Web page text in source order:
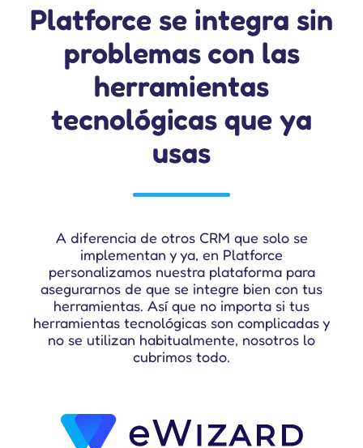
Platforce se integra sin
problemas con las
herramientas
tecnológicas que ya
usas
A diferencia de otros CRM que solo se
implementan y ya, en Platforce
personalizamos nuestra plataforma para
asegurarnos de que se integre bien con tus
herramientas. Así que no importa si tus
herramientas tecnológicas son complicadas y
no se utilizan habitualmente, nosotros lo
cubrimos todo.